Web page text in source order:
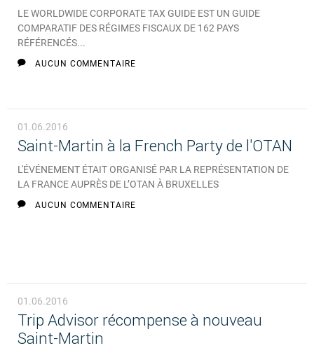
LE WORLDWIDE CORPORATE TAX GUIDE EST UN GUIDE
COMPARATIF DES RÉGIMES FISCAUX DE 162 PAYS
RÉFÉRENCÉS...
AUCUN COMMENTAIRE
01.06.2016
Saint-Martin à la French Party de l'OTAN
L'ÉVÉNEMENT ÉTAIT ORGANISÉ PAR LA REPRÉSENTATION DE
LA FRANCE AUPRÈS DE L’OTAN À BRUXELLES
AUCUN COMMENTAIRE
01.06.2016
Trip Advisor récompense à nouveau
Saint-Martin